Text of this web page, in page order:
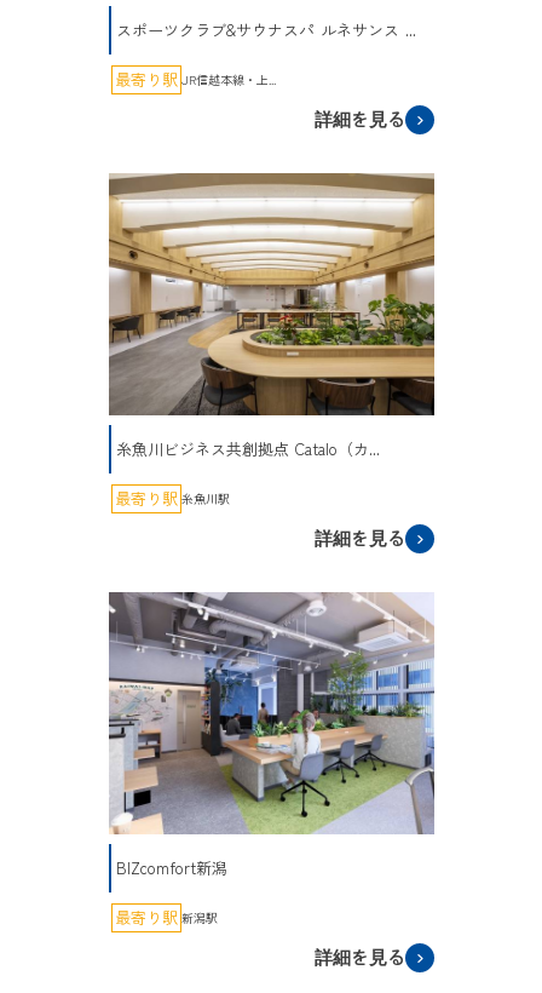
スポーツクラブ&サウナスパ ルネサンス ...
最寄り駅 JR信越本線・上...
詳細を見る
糸魚川ビジネス共創拠点 Catalo（カ...
最寄り駅 糸魚川駅
詳細を見る
BIZcomfort新潟
最寄り駅 新潟駅
詳細を見る